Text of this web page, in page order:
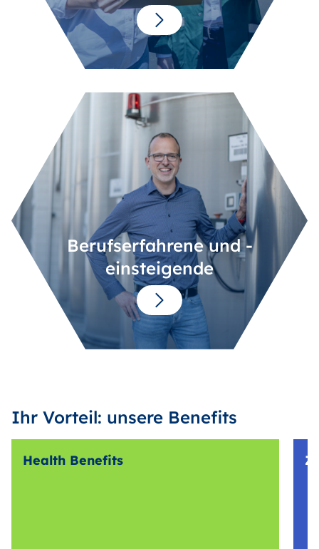
Berufserfahrene und -
einsteigende
Ihr Vorteil: unsere Benefits
Health Benefits